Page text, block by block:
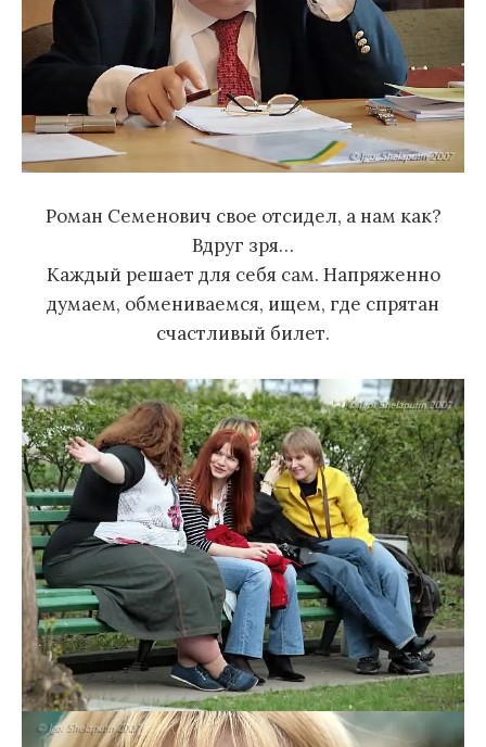
Роман Семенович свое отсидел, а нам как?
Вдруг зря…
Каждый решает для себя сам. Напряженно
думаем, обмениваемся, ищем, где спрятан
счастливый билет.